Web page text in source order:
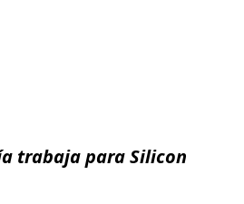
trabaja para Silicon